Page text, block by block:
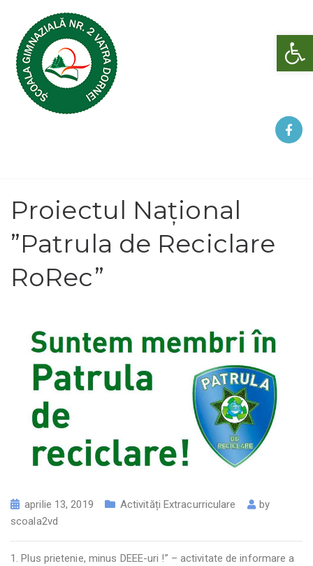
Deschide bara de unelte
Proiectul Național
”Patrula de Reciclare
RoRec”
aprilie 13, 2019 Activități Extracurriculare
by
scoala2vd
1. Plus prietenie, minus DEEE-uri !” – activitate de informare a